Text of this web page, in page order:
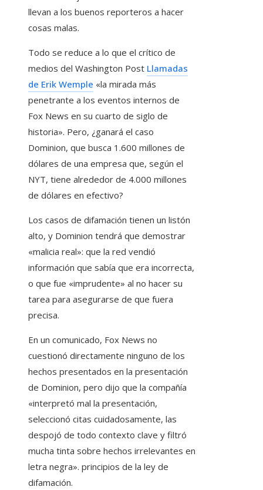
llevan a los buenos reporteros a hacer
cosas malas.
Todo se reduce a lo que el crítico de
medios del Washington Post Llamadas
de Erik Wemple «la mirada más
penetrante a los eventos internos de
Fox News en su cuarto de siglo de
historia». Pero, ¿ganará el caso
Dominion, que busca 1.600 millones de
dólares de una empresa que, según el
NYT, tiene alrededor de 4.000 millones
de dólares en efectivo?
Los casos de difamación tienen un listón
alto, y Dominion tendrá que demostrar
«malicia real»: que la red vendió
información que sabía que era incorrecta,
o que fue «imprudente» al no hacer su
tarea para asegurarse de que fuera
precisa.
En un comunicado, Fox News no
cuestionó directamente ninguno de los
hechos presentados en la presentación
de Dominion, pero dijo que la compañía
«interpretó mal la presentación,
seleccionó citas cuidadosamente, las
despojó de todo contexto clave y filtró
mucha tinta sobre hechos irrelevantes en
letra negra». principios de la ley de
difamación.